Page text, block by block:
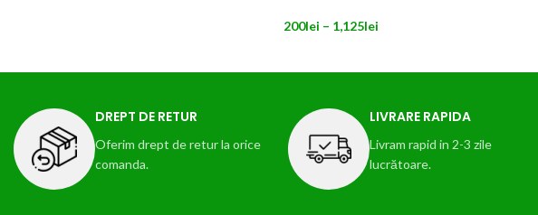
200lei – 1,125lei
DREPT DE RETUR
Oferim drept de retur la orice
comanda.
LIVRARE RAPIDA
Livram rapid in 2-3 zile
lucrătoare.